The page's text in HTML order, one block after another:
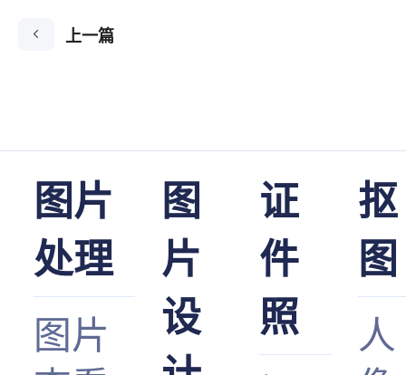
上一篇
图片
处理
图片
图
片
设
证
件
照
抠
图
人